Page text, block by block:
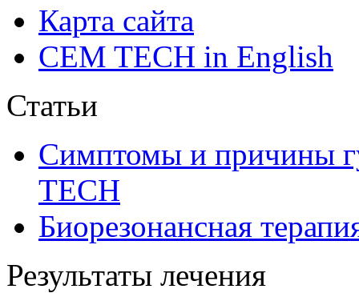
Карта сайта
CEM TECH in English
Статьи
Симптомы и причины
ТЕСН
Биорезонансная
Результаты лечения